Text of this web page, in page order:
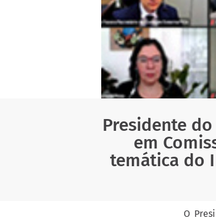
Presidente
em
temática do
O